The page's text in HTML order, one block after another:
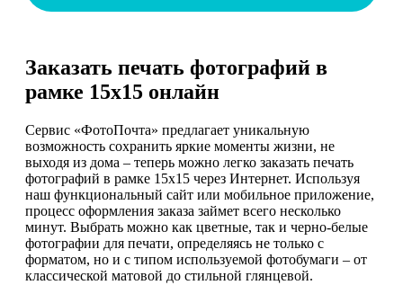
Заказать печать фотографий в
рамке 15х15 онлайн
Сервис «ФотоПочта» предлагает уникальную
возможность сохранить яркие моменты жизни, не
выходя из дома – теперь можно легко заказать печать
фотографий в рамке 15х15 через Интернет. Используя
наш функциональный сайт или мобильное приложение,
процесс оформления заказа займет всего несколько
минут. Выбрать можно как цветные, так и черно-белые
фотографии для печати, определяясь не только с
форматом, но и с типом используемой фотобумаги – от
классической матовой до стильной глянцевой.